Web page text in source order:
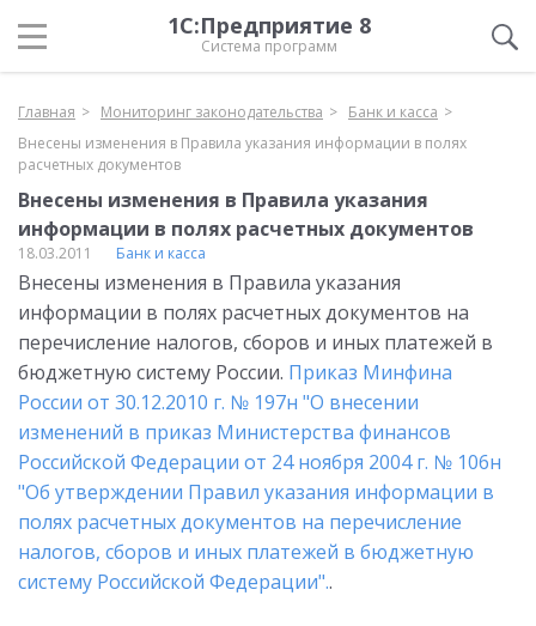
1С:Предприятие 8
Система программ
Главная Мониторинг законодательства
Банк и касса
Внесены изменения в Правила указания информации в полях
расчетных документов
Внесены изменения в Правила указания
информации в полях расчетных документов
18.03.2011 Банк и касса
Внесены изменения в Правила указания
информации в полях расчетных документов на
перечисление налогов, сборов и иных платежей в
бюджетную систему России. Приказ Минфина
России от 30.12.2010 г. № 197н "О внесении
изменений в приказ Министерства финансов
Российской Федерации от 24 ноября 2004 г. № 106н
"Об утверждении Правил указания информации в
полях расчетных документов на перечисление
налогов, сборов и иных платежей в бюджетную
систему Российской Федерации"..